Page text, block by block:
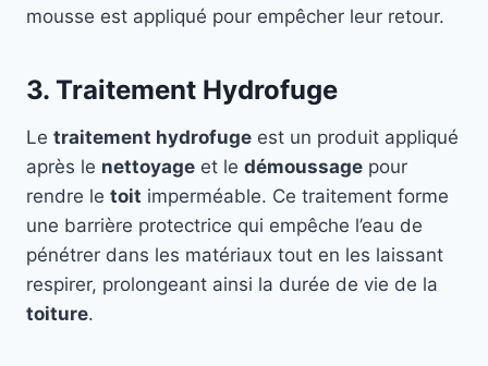
mousse est appliqué pour empêcher leur retour.
3. Traitement Hydrofuge
Le traitement hydrofuge est un produit appliqué
après le nettoyage et le démoussage pour
rendre le toit imperméable. Ce traitement forme
une barrière protectrice qui empêche l’eau de
pénétrer dans les matériaux tout en les laissant
respirer, prolongeant ainsi la durée de vie de la
toiture.